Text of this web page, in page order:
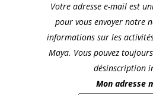
Votre adresse e-mail est
pour vous envoyer notre
informations sur les
Maya. Vous pouvez
désinscription
Mon adresse